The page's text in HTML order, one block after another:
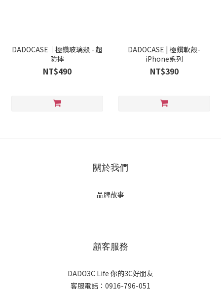
DADOCASE｜極鑽玻璃殼 - 超
防摔
NT$490
DADOCASE | 極鑽軟殼-
iPhone系列
NT$390
關於我們
品牌故事
顧客服務
DADO3C Life 你的3C好朋友
客服電話：0916-796-051